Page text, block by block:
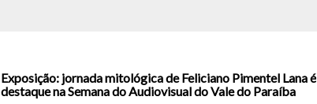
Exposição: jornada mitológica de Feliciano Pimentel Lana é
destaque na Semana do Audiovisual do Vale do Paraíba